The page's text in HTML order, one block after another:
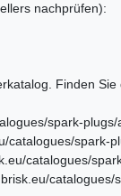
nachprüfen):
Finden
spark-plugs/
catalogues/spark-
catalogues/
catalogues/